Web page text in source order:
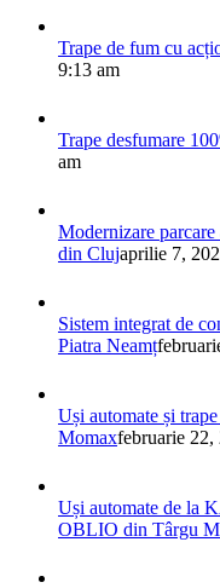
Trape de fum cu
9:13 am
Trape desfumare
am
Modernizare parcare
din Clujaprilie 7,
Sistem integrat de
Piatra Neamț
Uși automate și
Momaxfebruarie 22,
Uși automate de la
OBLIO din Târgu